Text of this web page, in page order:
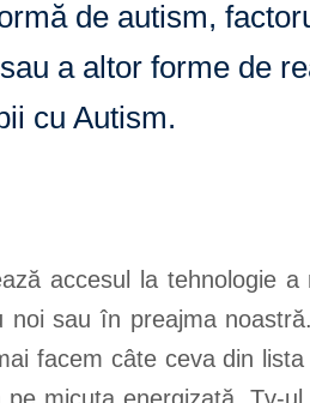
de autism,
a altor forme de
cu Autism.
accesul la tehnologie a
sau în preajma
facem câte ceva din